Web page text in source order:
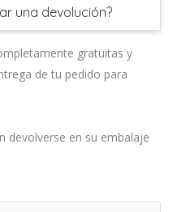
una devolución?
gratuitas y
de tu pedido para
devolverse en su embalaje